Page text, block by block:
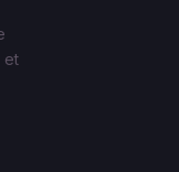
et